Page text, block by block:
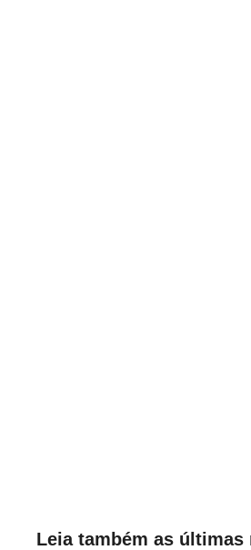
Leia também as últimas